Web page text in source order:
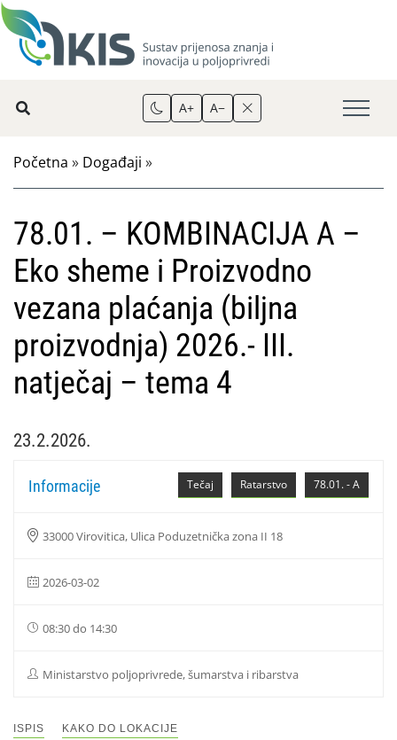
A+ A−
Početna » Događaji »
78.01. – KOMBINACIJA A –
Eko sheme i Proizvodno
vezana plaćanja (biljna
proizvodnja) 2026.- III.
natječaj – tema 4
23.2.2026.
78.01. - A
Ratarstvo
Tečaj
Informacije
33000 Virovitica, Ulica Poduzetnička zona II 18
2026-03-02
08:30 do 14:30
Ministarstvo poljoprivrede, šumarstva i ribarstva
ISPIS KAKO DO LOKACIJE